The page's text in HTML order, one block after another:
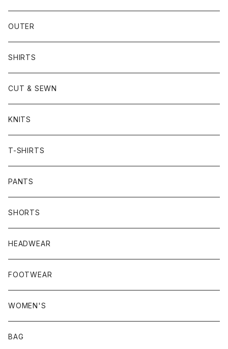
OUTER
SHIRTS
CUT & SEWN
KNITS
T-SHIRTS
PANTS
SHORTS
HEADWEAR
FOOTWEAR
WOMEN'S
BAG